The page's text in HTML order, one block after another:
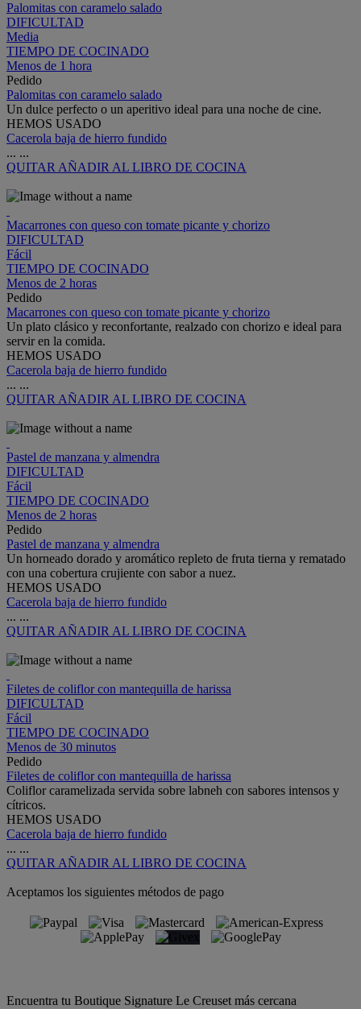
Palomitas con caramelo salado
DIFICULTAD
Media
TIEMPO DE COCINADO
Menos de 1 hora
Pedido
Palomitas con caramelo salado
Un dulce perfecto o un aperitivo ideal para una noche de cine.
HEMOS USADO
Cacerola baja de hierro fundido
... ...
QUITAR AÑADIR AL LIBRO DE COCINA
Macarrones con queso con tomate picante y chorizo
DIFICULTAD
Fácil
TIEMPO DE COCINADO
Menos de 2 horas
Pedido
Macarrones con queso con tomate picante y chorizo
Un plato clásico y reconfortante, realzado con chorizo e ideal para
servir en la comida.
HEMOS USADO
Cacerola baja de hierro fundido
... ...
QUITAR AÑADIR AL LIBRO DE COCINA
Pastel de manzana y almendra
DIFICULTAD
Fácil
TIEMPO DE COCINADO
Menos de 2 horas
Pedido
Pastel de manzana y almendra
Un horneado dorado y aromático repleto de fruta tierna y rematado
con una cobertura crujiente con sabor a nuez.
HEMOS USADO
Cacerola baja de hierro fundido
... ...
QUITAR AÑADIR AL LIBRO DE COCINA
Filetes de coliflor con mantequilla de harissa
DIFICULTAD
Fácil
TIEMPO DE COCINADO
Menos de 30 minutos
Pedido
Filetes de coliflor con mantequilla de harissa
Coliflor caramelizada servida sobre labneh con sabores intensos y
cítricos.
HEMOS USADO
Cacerola baja de hierro fundido
... ...
QUITAR AÑADIR AL LIBRO DE COCINA
Aceptamos los siguientes métodos de pago
Encuentra tu Boutique Signature Le Creuset más cercana